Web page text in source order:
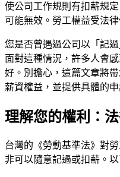
使公司工作規則有扣薪規
可能無效。勞工權益受法
您是否曾遇過公司以「記
面對這種情況，許多人會
好。別擔心，這篇文章將
薪資權益，並提供具體的
理解您的權利：
台灣的《勞動基準法》對
非可以隨意記過或扣薪。